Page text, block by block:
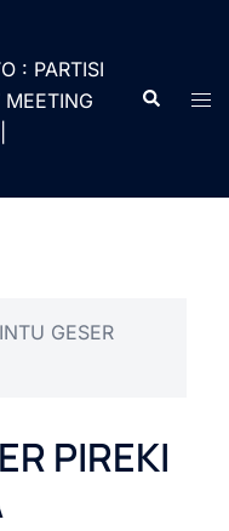
: PARTISI
Cari
GESER
PIREKI